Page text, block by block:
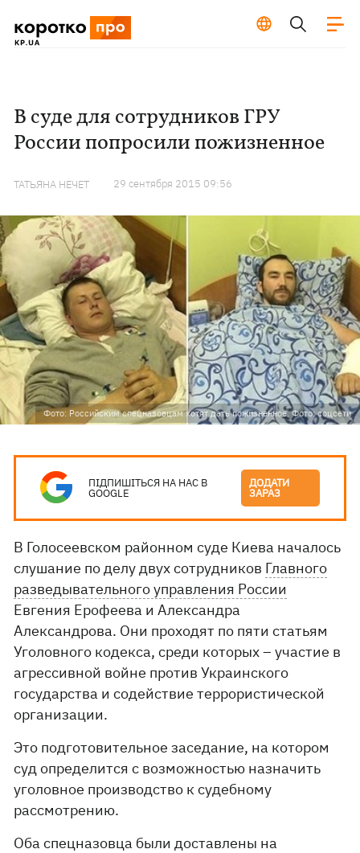
В суде для сотрудников ГРУ
России попросили пожизненное
ТАТЬЯНА НЕЧЕТ 29 сентября 2015 09:56
Фото: Российским спецназовцам хотят дать пожизненное. Фото: соцсети
ПІДПИШІТЬСЯ НА НАС В
GOOGLE
ДОДАТИ
ЗАРАЗ
В Голосеевском районном суде Киева началось
слушание по делу двух сотрудников Главного
разведывательного управления России
Евгения Ерофеева и Александра
Александрова. Они проходят по пяти статьям
Уголовного кодекса, среди которых – участие в
агрессивной войне против Украинского
государства и содействие террористической
организации.
Это подготовительное заседание, на котором
суд определится с возможностью назначить
уголовное производство к судебному
рассмотрению.
Оба спецназовца были доставлены на